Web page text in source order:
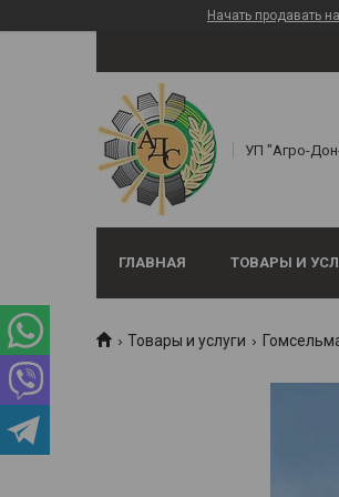
Начать продавать
УП "Агро-
ГЛАВНАЯ ТОВАРЫ И
Товары и услуги